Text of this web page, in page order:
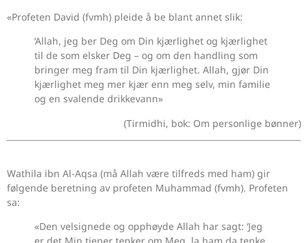
«Profeten David (fvmh) pleide å be blant annet slik:
‘Allah, jeg ber Deg om Din kjærlighet og kjærlighet
til de som elsker Deg – og om den handling som
bringer meg fram til Din kjærlighet. Allah, gjør Din
kjærlighet meg mer kjær enn meg selv, min familie
og en svalende drikkevann»
(Tirmidhi, bok: Om personlige bønner)
Wathila ibn Al-Aqsa (må Allah være tilfreds med ham) gir
følgende beretning av profeten Muhammad (fvmh). Profeten
sa:
«Den velsignede og opphøyde Allah har sagt: ‘Jeg